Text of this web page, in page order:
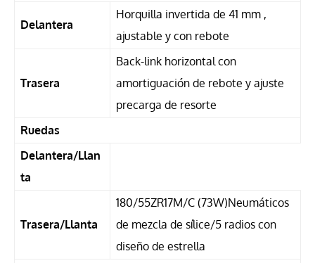
Delantera
Horquilla invertida de 41 mm ,
ajustable y con rebote
Trasera
Back-link horizontal con
amortiguación de rebote y ajuste
precarga de resorte
Ruedas
Delantera/Llan
ta
Trasera/Llanta
180/55ZR17M/C (73W)Neumáticos
de mezcla de sílice/5 radios con
diseño de estrella